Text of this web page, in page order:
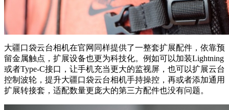
大疆口袋云台相机在官网同样提供了一整套扩展配件，依靠预
留金属触点，扩展设备也更为科技化。例如可以加装Lightning
或者Type-C接口，让手机充当更大的监视屏，也可以扩展云台
控制波轮，提升大疆口袋云台相机手持操控，再或者添加通用
扩展转接套，适配数量更庞大的第三方配件也没有问题。